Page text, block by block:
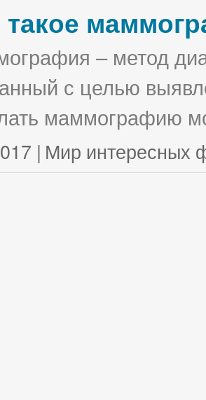
такое
– метод
с целью
маммографию
| Мир интересных